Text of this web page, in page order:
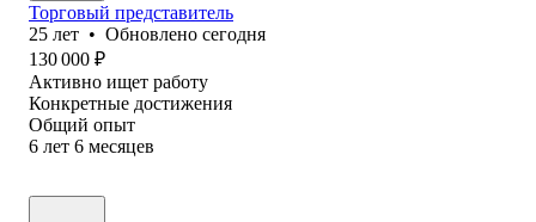
Торговый представитель
25 лет • Обновлено сегодня
130 000 ₽
Активно ищет работу
Конкретные достижения
Общий опыт
6 лет 6 месяцев